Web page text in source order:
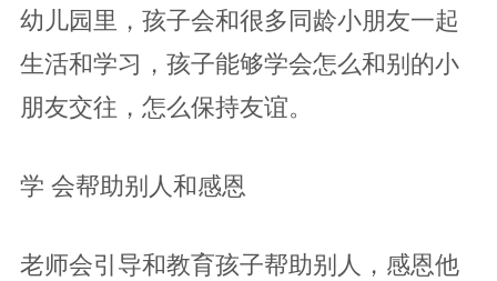
幼儿园里，孩子会和很多同龄小朋友一起
生活和学习，孩子能够学会怎么和别的小
朋友交往，怎么保持友谊。
学 会帮助别人和感恩
老师会引导和教育孩子帮助别人，感恩他